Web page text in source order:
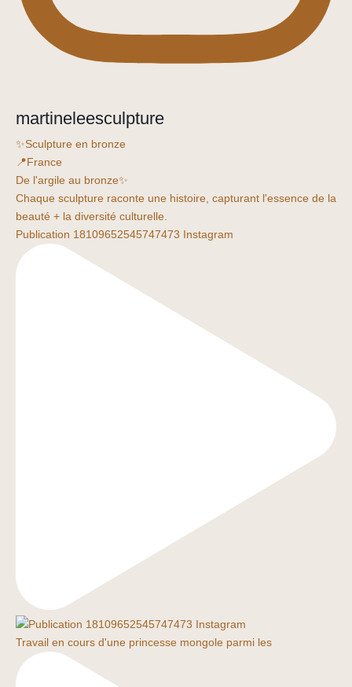
martineleesculpture
✨Sculpture en bronze
📍France
De l'argile au bronze✨
Chaque sculpture raconte une histoire, capturant l'essence de la
beauté + la diversité culturelle.
Publication 18109652545747473 Instagram
Travail en cours d'une princesse mongole parmi les